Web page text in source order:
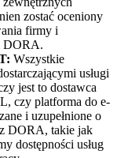
zostać oceniony
firmy i
DORA.
Wszystkie
usługi
jest to dostawca
czy platforma do e-
i uzupełnione o
DORA, takie jak
dostępności usług